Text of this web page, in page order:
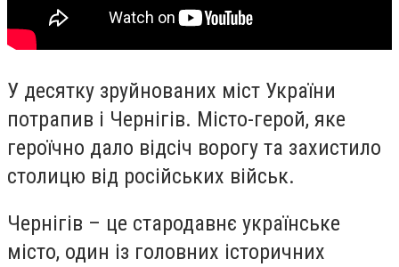
У десятку зруйнованих міст України
потрапив і Чернігів. Місто-герой, яке
героїчно дало відсіч ворогу та захистило
столицю від російських військ.
Чернігів – це стародавнє українське
місто, один із головних історичних